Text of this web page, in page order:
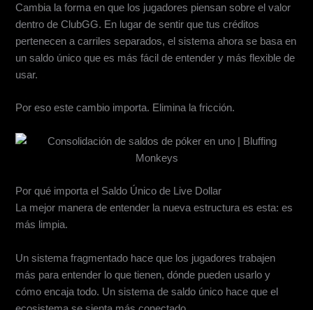
Cambia la forma en que los jugadores piensan sobre el valor
dentro de ClubGG. En lugar de sentir que tus créditos
pertenecen a carriles separados, el sistema ahora se basa en
un saldo único que es más fácil de entender y más flexible de
usar.
Por eso este cambio importa. Elimina la fricción.
Por qué importa el Saldo Único de Live Dollar
La mejor manera de entender la nueva estructura es esta: es
más limpia.
Un sistema fragmentado hace que los jugadores trabajen
más para entender lo que tienen, dónde pueden usarlo y
cómo encaja todo. Un sistema de saldo único hace que el